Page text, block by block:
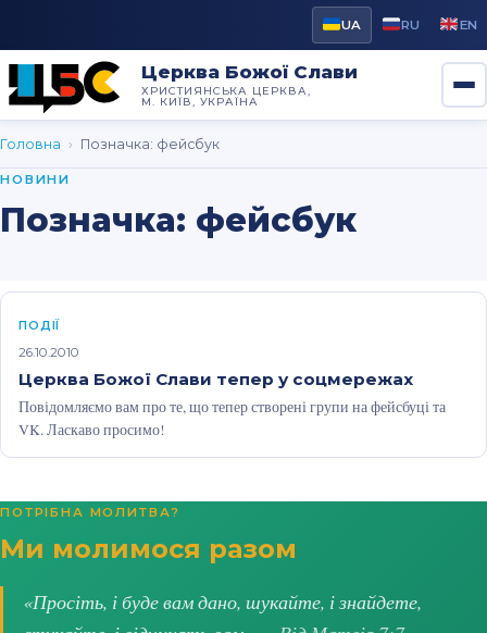
UA RU EN
Церква Божої Слави
ХРИСТИЯНСЬКА ЦЕРКВА,
М. КИЇВ, УКРАЇНА
Головна › Позначка: фейсбук
НОВИНИ
Позначка: фейсбук
ПОДІЇ
26.10.2010
Церква Божої Слави тепер у соцмережах
Повідомляємо вам про те, що тепер створені групи на фейсбуці та
VK. Ласкаво просимо!
ПОТРІБНА МОЛИТВА?
Ми молимося разом
«Просіть, і буде вам дано, шукайте, і знайдете,